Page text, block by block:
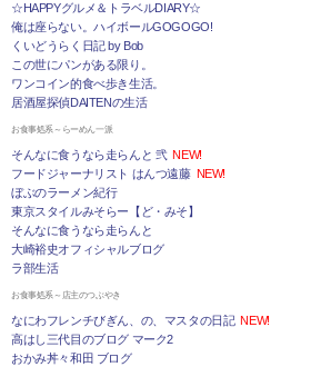
☆HAPPYグルメ＆トラベルDIARY☆
俺は座らない。ハイボールGOGOGO!
くいどうらく日記 by Bob
この世にパンがある限り。
ワンコイン的食べ歩き生活。
居酒屋探偵DAITENの生活
お食事処系～らーめん一派
そんなに食うなら走らんと 弐 NEW!
フードジャーナリスト はんつ遠藤 NEW!
ぼぶのラーメン紀行
東京スタイルみそらー【ど・みそ】
そんなに食うなら走らんと
大崎裕史オフィシャルブログ
ラ部生活
お食事処系～店主のつぶやき
なにわフレンチびぎん、の、マスタの日記 NEW!
高はし三代目のブログ マーク2
おかみ丼々和田 ブログ